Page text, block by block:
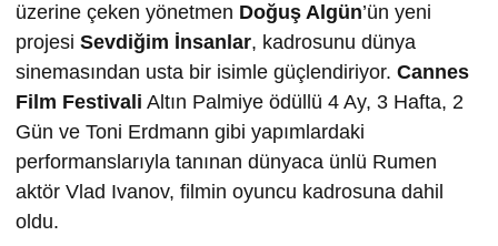
üzerine çeken yönetmen Doğuş Algün’ün yeni
projesi Sevdiğim İnsanlar, kadrosunu dünya
sinemasından usta bir isimle güçlendiriyor. Cannes
Film Festivali Altın Palmiye ödüllü 4 Ay, 3 Hafta, 2
Gün ve Toni Erdmann gibi yapımlardaki
performanslarıyla tanınan dünyaca ünlü Rumen
aktör Vlad Ivanov, filmin oyuncu kadrosuna dahil
oldu.